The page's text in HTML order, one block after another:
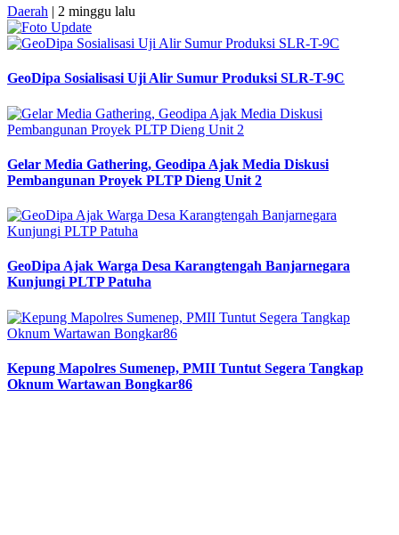
Daerah | 2 minggu lalu
GeoDipa Sosialisasi Uji Alir Sumur Produksi SLR-T-9C
Gelar Media Gathering, Geodipa Ajak Media Diskusi
Pembangunan Proyek PLTP Dieng Unit 2
GeoDipa Ajak Warga Desa Karangtengah Banjarnegara
Kunjungi PLTP Patuha
Kepung Mapolres Sumenep, PMII Tuntut Segera Tangkap
Oknum Wartawan Bongkar86